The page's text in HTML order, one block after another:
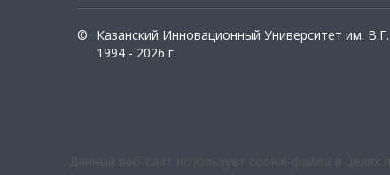
©
Казанский Инновационный Университет им.
1994 - 2026 г.
Данный веб-сайт использует cookie-файлы в целях